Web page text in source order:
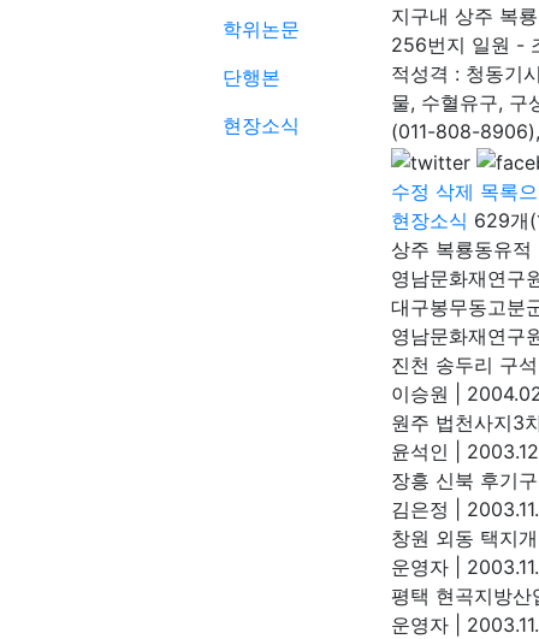
학위논문
단행본
현장소식
지구내 상주 복
256번지 일원 -
적성격 : 청동기
물, 수혈유구,
(011-808-
수정 삭제 목록
현장소식 629개
상주 복룡동유
영남문화재연구
대구봉무동고분
영남문화재연구
진천 송두리 구
이승원
원주 법천사지3
윤석인
장흥 신북 후기
김은정
창원 외동 택지
운영자
평택 현곡지방
운영자